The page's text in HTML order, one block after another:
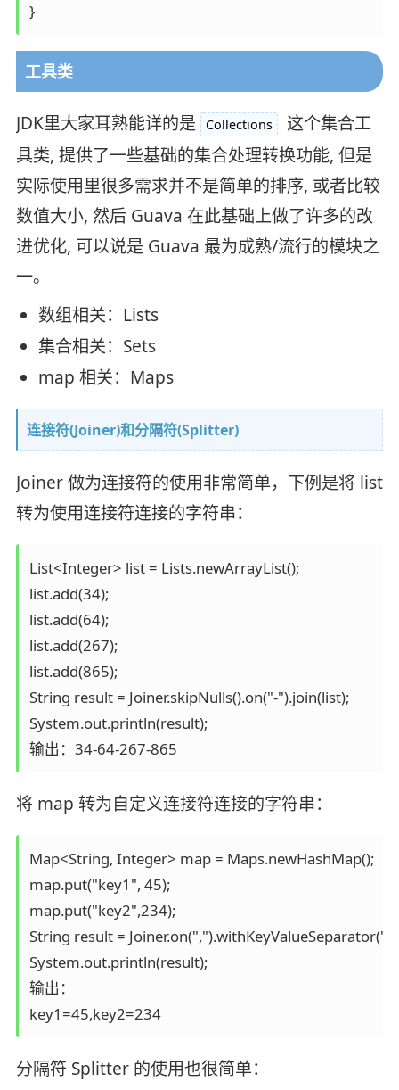
}
工具类
JDK里大家耳熟能详的是 Collections
这个集合工
具类, 提供了一些基础的集合处理转换功能, 但是
实际使用里很多需求并不是简单的排序, 或者比较
数值大小, 然后 Guava 在此基础上做了许多的改
进优化, 可以说是 Guava 最为成熟/流行的模块之
一。
数组相关：Lists
集合相关：Sets
map 相关：Maps
连接符(Joiner)和分隔符(Splitter)
Joiner 做为连接符的使用非常简单，下例是将 list
转为使用连接符连接的字符串：
List<Integer> list = Lists.newArrayList();
list.add(34);
list.add(64);
list.add(267);
list.add(865);
String result = Joiner.skipNulls().on("-").join(list);
System.out.println(result);
将 map 转为自定义连接符连接的字符串：
Map<String, Integer> map = Maps.newHashMap();
map.put("key1", 45);
map.put("key2",234);
String result =
System.out.println(result);
输出：
key1=45,key2=234
分隔符 Splitter 的使用也很简单：